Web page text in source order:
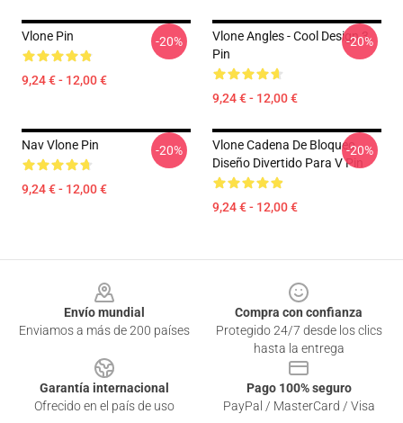
Vlone Pin
9,24 € - 12,00 €
-20%
Vlone Angles - Cool Design 3
Pin
9,24 € - 12,00 €
-20%
Nav Vlone Pin
9,24 € - 12,00 €
-20%
Vlone Cadena De Bloqueo ,
Diseño Divertido Para V Pin
9,24 € - 12,00 €
-20%
Envío mundial
Enviamos a más de 200 países
Compra con confianza
Protegido 24/7 desde los clics
hasta la entrega
Garantía internacional
Ofrecido en el país de uso
Pago 100% seguro
PayPal / MasterCard / Visa